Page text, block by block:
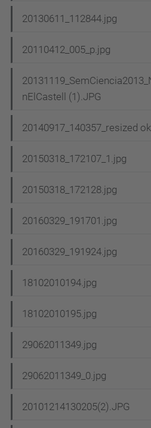
20130611_112844.jpg
20110412_005_p.jpg
nElCastell (1).JPG
20140917_140357_resized
20150318_172107_1.jpg
20150318_172128.jpg
20160329_191701.jpg
20160329_191924.jpg
18102010194.jpg
18102010195.jpg
29062011349.jpg
29062011349_0.jpg
20101214130205(2).JPG